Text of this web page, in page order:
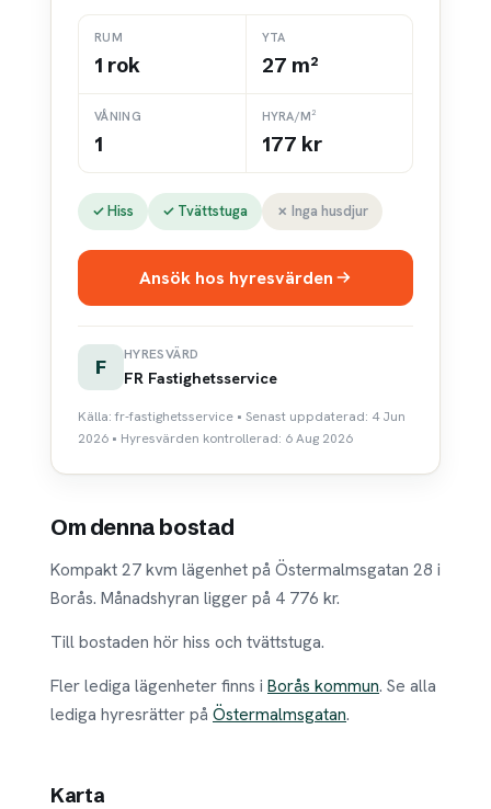
RUM
1 rok
YTA
27 m²
VÅNING
1
HYRA/M²
177 kr
✓ Hiss ✓ Tvättstuga ✗ Inga husdjur
Ansök hos hyresvärden
F
HYRESVÄRD
FR Fastighetsservice
Källa: fr-fastighetsservice • Senast uppdaterad: 4 Jun
2026 • Hyresvärden kontrollerad: 6 Aug 2026
Om denna bostad
Kompakt 27 kvm lägenhet på Östermalmsgatan 28 i
Borås. Månadshyran ligger på 4 776 kr.
Till bostaden hör hiss och tvättstuga.
Fler lediga lägenheter finns i Borås kommun. Se alla
lediga hyresrätter på Östermalmsgatan.
Karta